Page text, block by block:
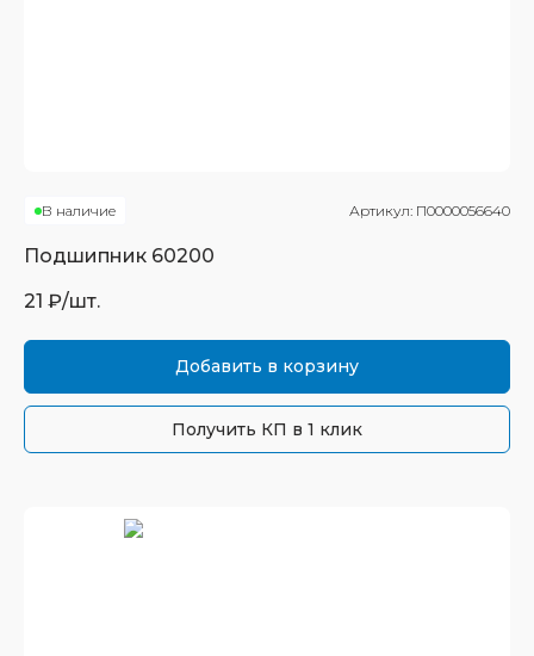
В наличие Артикул: П0000056640
Подшипник 60200
21 ₽/шт.
Добавить в корзину
Получить КП в 1 клик